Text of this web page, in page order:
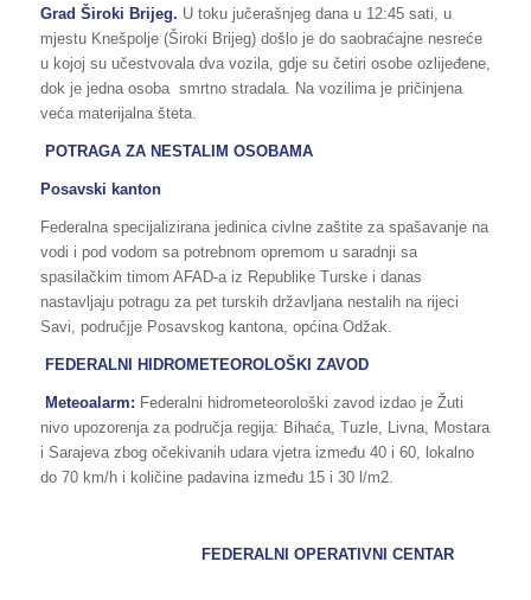
Grad Široki Brijeg. U toku jučerašnjeg dana u 12:45 sati, u
mjestu Knešpolje (Široki Brijeg) došlo je do saobraćajne nesreće
u kojoj su učestvovala dva vozila, gdje su četiri osobe ozlijeđene,
dok je jedna osoba smrtno stradala. Na vozilima je pričinjena
veća materijalna šteta.
POTRAGA ZA NESTALIM OSOBAMA
Posavski kanton
Federalna specijalizirana jedinica civlne zaštite za spašavanje na
vodi i pod vodom sa potrebnom opremom u saradnji sa
spasilačkim timom AFAD-a iz Republike Turske i danas
nastavljaju potragu za pet turskih državljana nestalih na rijeci
Savi, područjje Posavskog kantona, općina Odžak.
FEDERALNI HIDROMETEOROLOŠKI ZAVOD
Meteoalarm: Federalni hidrometeorološki zavod izdao je Žuti
nivo upozorenja za područja regija: Bihaća, Tuzle, Livna, Mostara
i Sarajeva zbog očekivanih udara vjetra između 40 i 60, lokalno
do 70 km/h i količine padavina između 15 i 30 l/m2.
FEDERALNI OPERATIVNI CENTAR